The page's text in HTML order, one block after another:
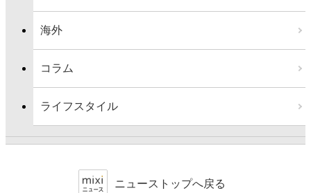
海外
コラム
ライフスタイル
ニューストップへ戻る